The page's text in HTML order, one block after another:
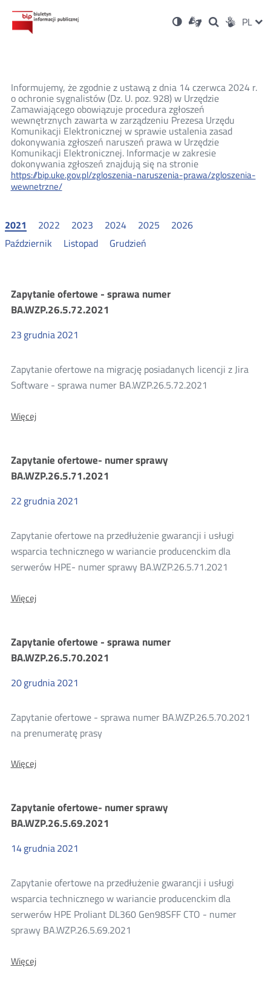
Ustawienia
Wersja
kontrastowa
Dla
niesłyszących
OtwórzOtwórz
w
Otwórz
w
Social PL
Informujemy, że zgodnie z ustawą z dnia 14 czerwca 2024 r.
o ochronie sygnalistów (Dz. U. poz. 928) w Urzędzie
Zamawiającego obowiązuje procedura zgłoszeń
wewnętrznych zawarta w zarządzeniu Prezesa Urzędu
Komunikacji Elektronicznej w sprawie ustalenia zasad
dokonywania zgłoszeń naruszeń prawa w Urzędzie
Komunikacji Elektronicznej. Informacje w zakresie
dokonywania zgłoszeń znajdują się na stronie
https://bip.uke.gov.pl/zgloszenia-naruszenia-prawa/zgloszenia-
wewnetrzne/
2021 2022 2023 2024 2025
2026
Październik
Listopad Grudzień
Zapytania
ofertowe
Zapytanie ofertowe - sprawa numer
BA.WZP.26.5.72.2021
23 grudnia2021
Zapytanie ofertowe na migrację posiadanych licencji z Jira
Software - sprawa numer BA.WZP.26.5.72.2021
WięcejO:
sprawa
numer
BA.WZP.26.5.72.2021
Zapytanie ofertowe- numer sprawy
BA.WZP.26.5.71.2021
22 grudnia2021
Zapytanie ofertowe na przedłużenie gwarancji i usługi
wsparcia technicznego w wariancie producenckim dla
serwerów HPE- numer sprawy BA.WZP.26.5.71.2021
WięcejO:
sprawy
BA.WZP.26.5.71.2021
Zapytanie ofertowe - sprawa numer
BA.WZP.26.5.70.2021
20grudnia2021
Zapytanie ofertowe - sprawa numer BA.WZP.26.5.70.2021
na prenumeratę prasy
WięcejO:
sprawa
numer
BA.WZP.26.5.70.2021
Zapytanie ofertowe- numer sprawy
BA.WZP.26.5.69.2021
14grudnia2021
Zapytanie ofertowe na przedłużenie gwarancji i usługi
wsparcia technicznego w wariancie producenckim dla
serwerów HPE Proliant DL360 Gen98SFF CTO - numer
sprawy BA.WZP.26.5.69.2021
WięcejO: